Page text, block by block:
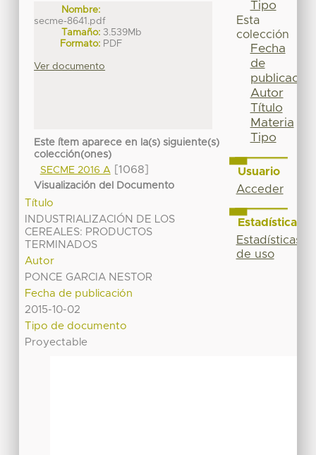
Nombre:
secme-8641.pdf
Tamaño: 3.539Mb
Formato: PDF
Ver documento
Este ítem aparece en la(s) siguiente(s)
colección(ones)
SECME 2016 A[1068]
Visualización del Documento
Título
INDUSTRIALIZACIÓN DE LOS
CEREALES: PRODUCTOS
TERMINADOS
Autor
PONCE GARCIA NESTOR
Fecha de publicación
2015-10-02
Tipo de documento
Proyectable
Tipo
Esta
colección
Fecha
de
publicación
Autor
Título
Materia
Tipo
Usuario
Acceder
Estadísticas
Estadísticas
de uso